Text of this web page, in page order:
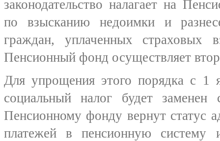
законодательство налагает на
по взысканию недоимки и
граждан, уплаченных страховых
Пенсионный фонд осуществляет
Для упрощения этого порядка с 1
социальный налог будет заменен
Пенсионному фонду вернут статус
платежей в пенсионную систему